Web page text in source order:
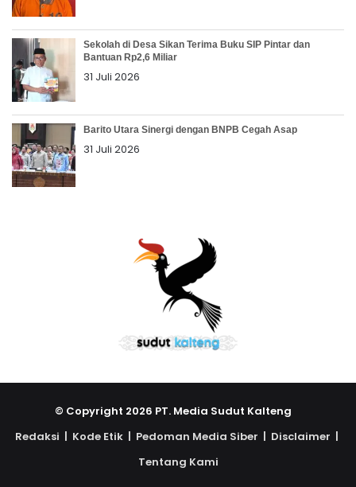
Sekolah di Desa Sikan Terima Buku SIP Pintar dan
Bantuan Rp2,6 Miliar
31 Juli 2026
Barito Utara Sinergi dengan BNPB Cegah Asap
31 Juli 2026
© Copyright 2026 PT. Media Sudut Kalteng
Redaksi | Kode Etik | Pedoman Media Siber | Disclaimer |
Tentang Kami